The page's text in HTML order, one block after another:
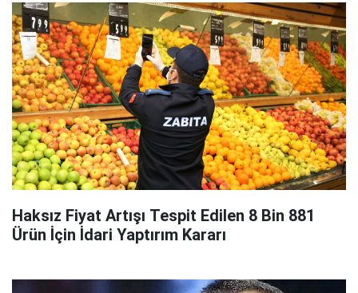
Haksız Fiyat Artışı Tespit Edilen 8 Bin 881
Ürün İçin İdari Yaptırım Kararı